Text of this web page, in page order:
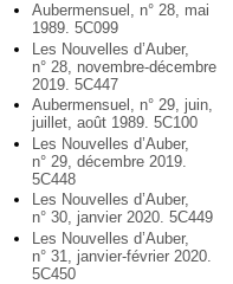
Aubermensuel, n° 28, mai
1989. 5C099
Les Nouvelles d’Auber,
n° 28, novembre-décembre
2019. 5C447
Aubermensuel, n° 29, juin,
juillet, août 1989. 5C100
Les Nouvelles d’Auber,
n° 29, décembre 2019.
5C448
Les Nouvelles d’Auber,
n° 30, janvier 2020. 5C449
Les Nouvelles d’Auber,
n° 31, janvier-février 2020.
5C450